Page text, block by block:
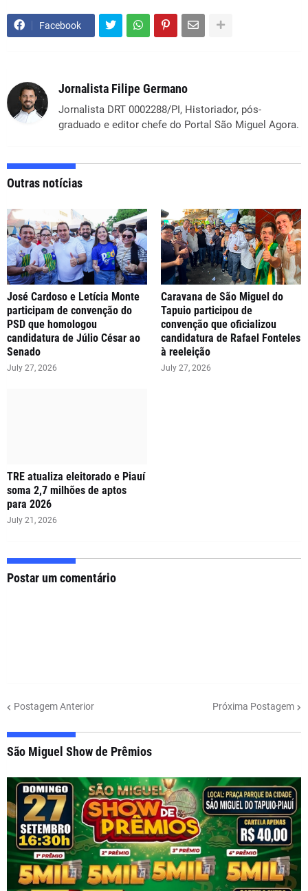
Facebook
Jornalista Filipe Germano
Jornalista DRT 0002288/PI, Historiador, pós-
graduado e editor chefe do Portal São Miguel Agora.
Outras notícias
José Cardoso e Letícia Monte
participam de convenção do
PSD que homologou
candidatura de Júlio César ao
Senado
July 27, 2026
Caravana de São Miguel do
Tapuio participou de
convenção que oficializou
candidatura de Rafael Fonteles
à reeleição
July 27, 2026
TRE atualiza eleitorado e Piauí
soma 2,7 milhões de aptos
para 2026
July 21, 2026
Postar um comentário
Postagem Anterior Próxima Postagem
São Miguel Show de Prêmios